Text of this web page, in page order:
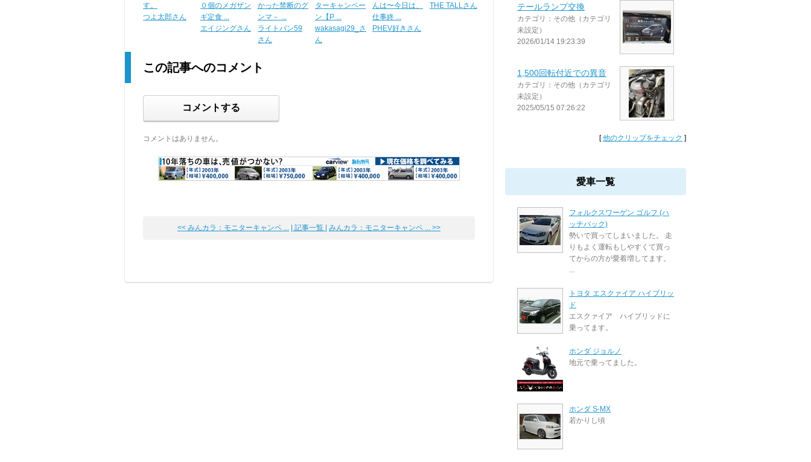
す。
つよ太郎さん
０個のメガザン
ギ定食 ...
エイジングさん
かった禁断のグ
ンマ－ ...
ライトバン59
さん
ターキャンペー
ン【P ...
wakasagi29_さ
ん
んは〜今日は、
仕事終 ...
PHEV好きさん
THE TALLさん
この記事へのコメント
コメントする
コメントはありません。
<< みんカラ：モニターキャンペ ... | 記事一覧 | みんカラ：モニターキャンペ ... >>
テールランプ交換
カテゴリ：その他（カテゴリ
未設定）
2026/01/14 19:23:39
1,500回転付近での異音
カテゴリ：その他（カテゴリ
未設定）
2025/05/15 07:26:22
[他のクリップをチェック ]
愛車一覧
フォルクスワーゲン ゴルフ (ハ
ッチバック)
勢いで買ってしまいました。 走
りもよく運転もしやすくて買っ
てからの方が愛着増してます。
...
トヨタ エスクァイア ハイブリッ
ド
エスクァイア ハイブリッドに
乗ってます。
ホンダ ジョルノ
地元で乗ってました。
ホンダ S-MX
若かりし頃